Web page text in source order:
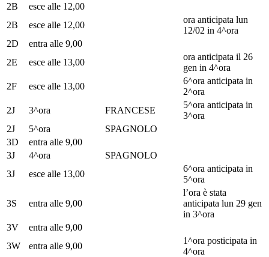
2B
esce alle 12,00
2B
esce alle 12,00
ora anticipata lun
12/02 in 4^ora
2D
entra alle 9,00
2E
esce alle 13,00
ora anticipata il 26
gen in 4^ora
2F
esce alle 13,00
6^ora anticipata in
2^ora
2J
3^ora FRANCESE
5^ora anticipata in
3^ora
2J
5^ora
SPAGNOLO
3D
entra alle 9,00
3J
4^ora
SPAGNOLO
3J
esce alle 13,00
6^ora anticipata in
5^ora
3S entra alle 9,00
l’ora è stata
anticipata lun 29 gen
in 3^ora
3V
entra alle 9,00
3W
entra alle 9,00
1^ora posticipata in
4^ora